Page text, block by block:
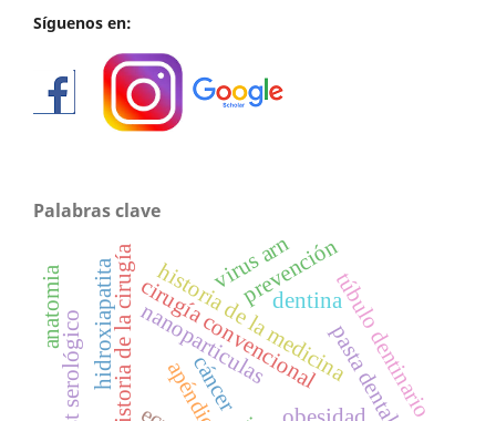
Síguenos en:
Palabras clave
historia de la medicina
cirugía convencional
historia de la cirugía prevención
nanoparticulas
hidroxiapatita dentinatúbulo dentinario
pasta dental
test serológico apéndice
virus arn
cáncer
anatomia